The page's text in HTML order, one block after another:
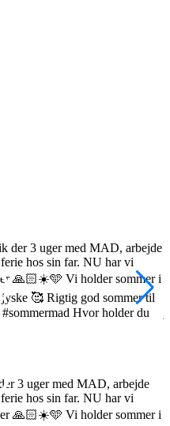
3 uger med MAD, arbejde
hos sin far. NU har vi
🙏🏻☀️🩵 Vi holder sommer i